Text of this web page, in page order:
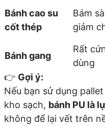
Bánh cao su
cốt thép
Bám
giảm
Bánh gang
Rất
dùng
👉 Gợi ý:
Nếu bạn sử dụng
kho sạch, bánh PU là
không để lại vết trên